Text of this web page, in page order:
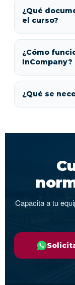
¿Qué
el curso?
¿Cómo
InCompany?
¿Qué se
Capacita a tu